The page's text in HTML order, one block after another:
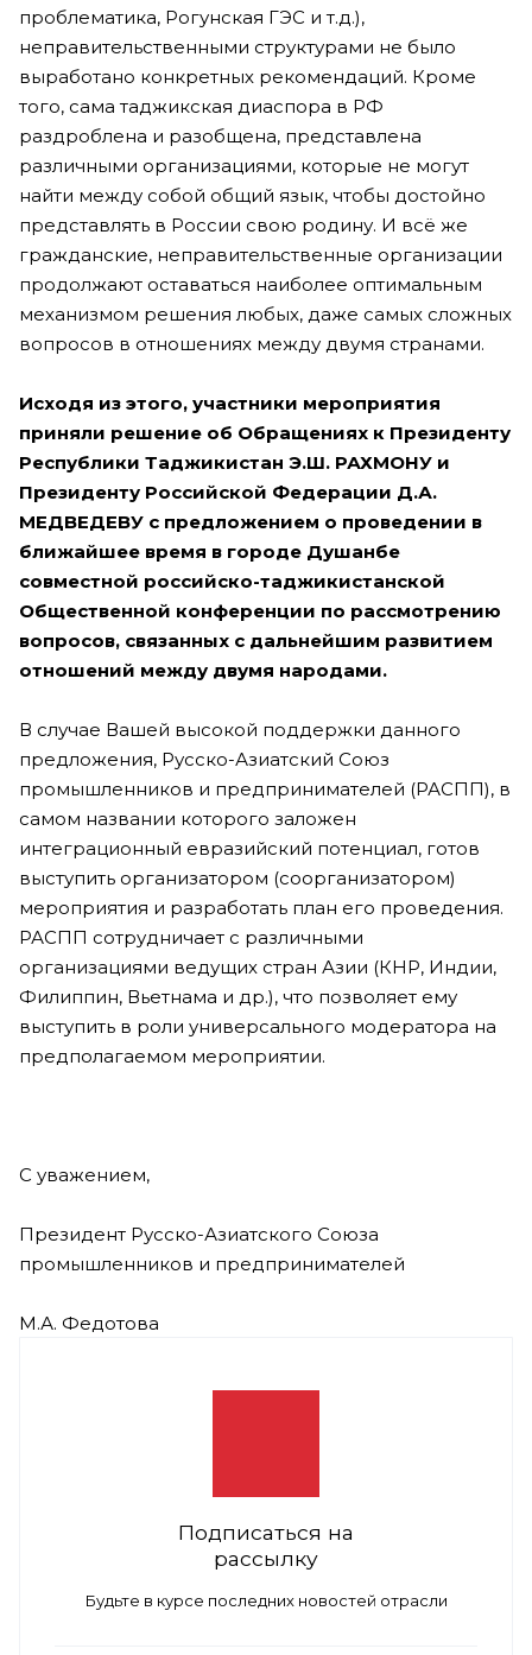
проблематика, Рогунская ГЭС и т.д.),
неправительственными структурами не было
выработано конкретных рекомендаций. Кроме
того, сама таджикская диаспора в РФ
раздроблена и разобщена, представлена
различными организациями, которые не могут
найти между собой общий язык, чтобы достойно
представлять в России свою родину. И всё же
гражданские, неправительственные организации
продолжают оставаться наиболее оптимальным
механизмом решения любых, даже самых сложных
вопросов в отношениях между двумя странами.
Исходя из этого, участники мероприятия
приняли решение об Обращениях к Президенту
Республики Таджикистан Э.Ш. РАХМОНУ и
Президенту Российской Федерации Д.А.
МЕДВЕДЕВУ с предложением о проведении в
ближайшее время в городе Душанбе
совместной российско-таджикистанской
Общественной конференции по рассмотрению
вопросов, связанных с дальнейшим развитием
отношений между двумя народами.
В случае Вашей высокой поддержки данного
предложения, Русско-Азиатский Союз
промышленников и предпринимателей (РАСПП), в
самом названии которого заложен
интеграционный евразийский потенциал, готов
выступить организатором (соорганизатором)
мероприятия и разработать план его проведения.
РАСПП сотрудничает с различными
организациями ведущих стран Азии (КНР, Индии,
Филиппин, Вьетнама и др.), что позволяет ему
выступить в роли универсального модератора на
предполагаемом мероприятии.
С уважением,
Президент Русско-Азиатского Союза
промышленников и предпринимателей
М.А. Федотова
Подписаться на
рассылку
Будьте в курсе последних новостей отрасли